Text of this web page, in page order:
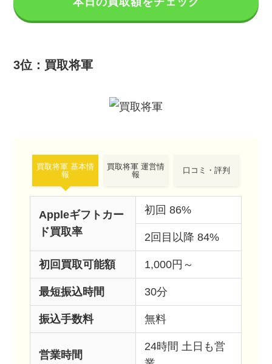
3位：買取将軍
買取将軍 基本情
報
買取将軍 運営情
報
口コミ・評判
Appleギフトカー
ド買取率
初回 86%
2回目以降 84%
初回買取可能額 1,000円～
最短振込時間 30分
振込手数料 無料
営業時間
24時間 土日も営